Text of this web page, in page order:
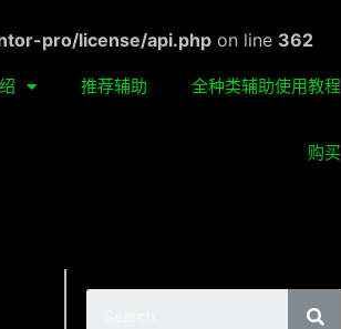
pro/license/api.php on line 362
推荐辅助 全种类辅助使用教程
购买